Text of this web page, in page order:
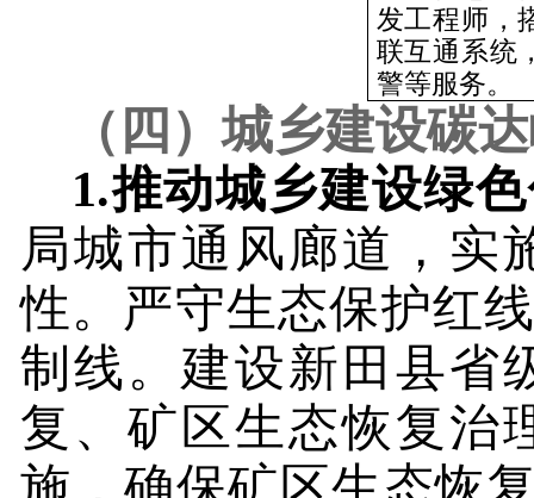
发工程师，
联互通系统
警等服务。
（四）城乡建设碳
1.推动城乡建设绿
局城市通风廊道，实
性。严守生态保护红
制线。建设新田县省
复、矿区生态恢复治
施，确保矿区生态恢